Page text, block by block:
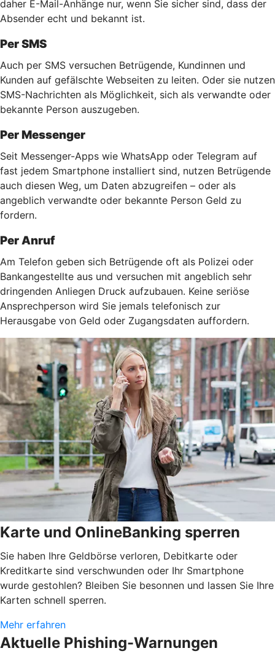
daher E-Mail-Anhänge nur, wenn Sie sicher sind, dass der
Absender echt und bekannt ist.
Per SMS
Auch per SMS versuchen Betrügende, Kundinnen und
Kunden auf gefälschte Webseiten zu leiten. Oder sie nutzen
SMS-Nachrichten als Möglichkeit, sich als verwandte oder
bekannte Person auszugeben.
Per Messenger
Seit Messenger-Apps wie WhatsApp oder Telegram auf
fast jedem Smartphone installiert sind, nutzen Betrügende
auch diesen Weg, um Daten abzugreifen – oder als
angeblich verwandte oder bekannte Person Geld zu
fordern.
Per Anruf
Am Telefon geben sich Betrügende oft als Polizei oder
Bankangestellte aus und versuchen mit angeblich sehr
dringenden Anliegen Druck aufzubauen. Keine seriöse
Ansprechperson wird Sie jemals telefonisch zur
Herausgabe von Geld oder Zugangsdaten auffordern.
Karte und OnlineBanking sperren
Sie haben Ihre Geldbörse verloren, Debitkarte oder
Kreditkarte sind verschwunden oder Ihr Smartphone
wurde gestohlen? Bleiben Sie besonnen und lassen Sie Ihre
Karten schnell sperren.
Mehr erfahren
Aktuelle Phishing-Warnungen